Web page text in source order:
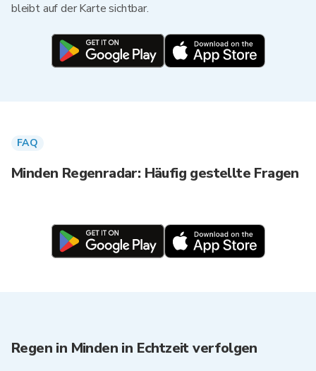
bleibt auf der Karte sichtbar.
FAQ
Minden Regenradar: Häufig gestellte Fragen
Regen in Minden in Echtzeit verfolgen